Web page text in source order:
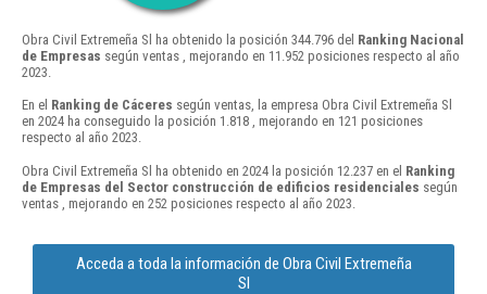
Obra Civil Extremeña Sl ha obtenido la posición 344.796 del Ranking Nacional
de Empresas según ventas , mejorando en 11.952 posiciones respecto al año
2023.
En el Ranking de Cáceres según ventas, la empresa Obra Civil Extremeña Sl
en 2024 ha conseguido la posición 1.818 , mejorando en 121 posiciones
respecto al año 2023.
Obra Civil Extremeña Sl ha obtenido en 2024 la posición 12.237 en el Ranking
de Empresas del Sector construcción de edificios residenciales según
ventas , mejorando en 252 posiciones respecto al año 2023.
Acceda a toda la información de Obra Civil Extremeña
Sl